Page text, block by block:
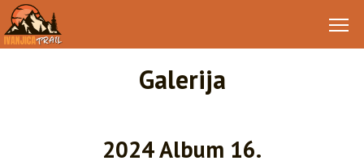
Galerija
2024 Album 16.